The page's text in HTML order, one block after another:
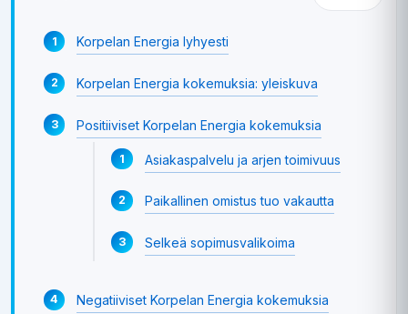
Korpelan Energia lyhyesti
Korpelan Energia kokemuksia: yleiskuva
Positiiviset Korpelan Energia kokemuksia
Asiakaspalvelu ja arjen toimivuus
Paikallinen omistus tuo vakautta
Selkeä sopimusvalikoima
Negatiiviset Korpelan Energia kokemuksia